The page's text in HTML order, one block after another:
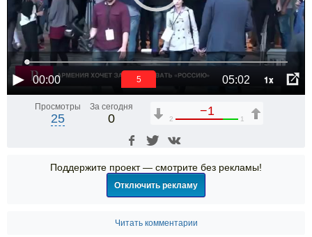
00:00 05:02 1x
4
Просмотры
25
За сегодня
0
−1
2 1
Поддержите проект — смотрите без рекламы!
Отключить рекламу
Читать комментарии